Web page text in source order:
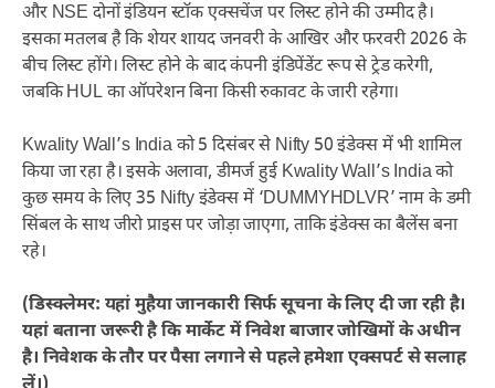
और NSE दोनों इंडियन स्टॉक एक्सचेंज पर लिस्ट होने की उम्मीद है।
इसका मतलब है कि शेयर शायद जनवरी के आखिर और फरवरी 2026 के
बीच लिस्ट होंगे। लिस्ट होने के बाद कंपनी इंडिपेंडेंट रूप से ट्रेड करेगी,
जबकि HUL का ऑपरेशन बिना किसी रुकावट के जारी रहेगा।
Kwality Wall’s India को 5 दिसंबर से Nifty 50 इंडेक्स में भी शामिल
किया जा रहा है। इसके अलावा, डीमर्ज हुई Kwality Wall’s India को
कुछ समय के लिए 35 Nifty इंडेक्स में ‘DUMMYHDLVR’ नाम के डमी
सिंबल के साथ जीरो प्राइस पर जोड़ा जाएगा, ताकि इंडेक्स का बैलेंस बना
रहे।
(डिस्क्लेमर: यहां मुहैया जानकारी सिर्फ सूचना के लिए दी जा रही है।
यहां बताना जरूरी है कि मार्केट में निवेश बाजार जोखिमों के अधीन
है। निवेशक के तौर पर पैसा लगाने से पहले हमेशा एक्सपर्ट से सलाह